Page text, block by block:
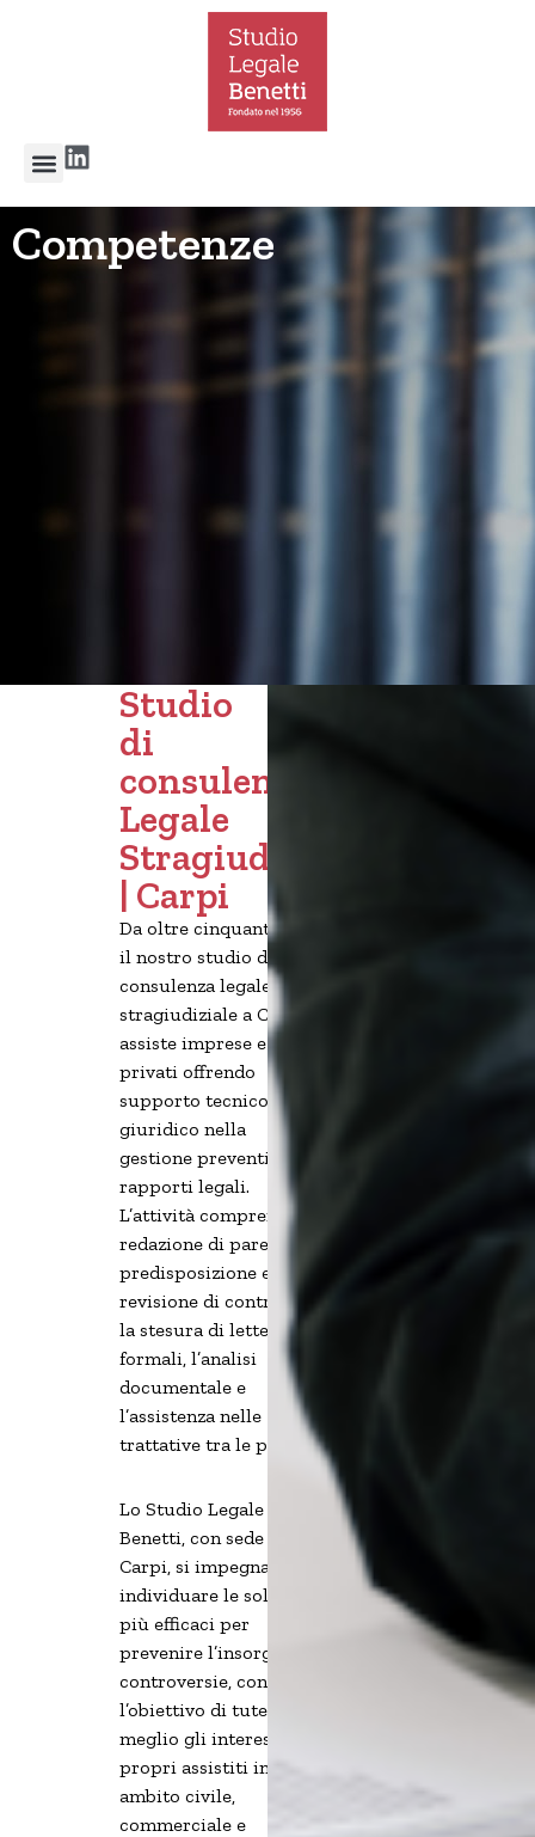
Competenze
Studio
di
consulenza
Legale
Stragiudiziale
| Carpi
Da oltre cinquant’anni,
il nostro studio di
consulenza legale
stragiudiziale a Carpi
assiste imprese e
privati offrendo
supporto tecnico-
giuridico nella
gestione preventiva dei
rapporti legali.
L’attività comprende la
redazione di pareri, la
predisposizione e
revisione di contratti,
la stesura di lettere
formali, l’analisi
documentale e
l’assistenza nelle
trattative tra le parti.
Lo Studio Legale
Benetti, con sede a
Carpi, si impegna a
individuare le soluzioni
più efficaci per
prevenire l’insorgere di
controversie, con
l’obiettivo di tutelare al
meglio gli interessi dei
propri assistiti in
ambito civile,
commerciale e